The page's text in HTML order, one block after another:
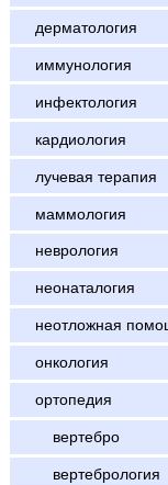
дерматология
иммунология
инфектология
кардиология
лучевая терапия
маммология
неврология
неонаталогия
неотложная
онкология
ортопедия
вертебро
вертебрология